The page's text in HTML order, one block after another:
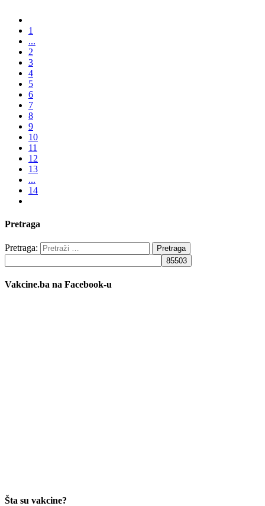
1
...
2
3
4
5
6
7
8
9
10
11
12
13
...
14
Pretraga
Pretraga:
Vakcine.ba na Facebook-u
Šta su vakcine?